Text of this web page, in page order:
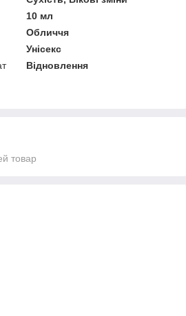
10 мл
Обличчя
Унісекс
Відновлення
товар